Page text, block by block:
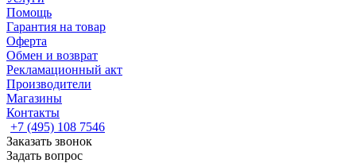
Помощь
Гарантия на товар
Оферта
Обмен и возврат
Рекламационный акт
Производители
Магазины
Контакты
+7 (495) 108 7546
Заказать звонок
Задать вопрос